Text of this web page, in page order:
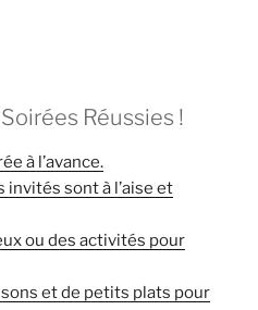
Réussies !
à l’avance.
sont à l’aise et
ou des activités pour
et de petits plats pour